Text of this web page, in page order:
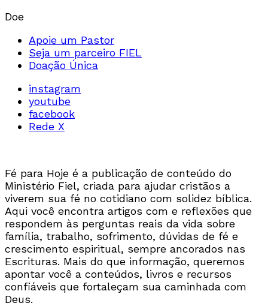
Doe
Apoie um Pastor
Seja um parceiro FIEL
Doação Única
instagram
youtube
facebook
Rede X
Fé para Hoje é a publicação de conteúdo do
Ministério Fiel, criada para ajudar cristãos a
viverem sua fé no cotidiano com solidez bíblica.
Aqui você encontra artigos com e reflexões que
respondem às perguntas reais da vida sobre
família, trabalho, sofrimento, dúvidas de fé e
crescimento espiritual, sempre ancorados nas
Escrituras. Mais do que informação, queremos
apontar você a conteúdos, livros e recursos
confiáveis que fortaleçam sua caminhada com
Deus.